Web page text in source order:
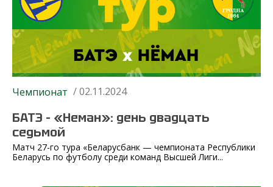
Чемпионат / 02.11.2024
БАТЭ – «Неман»: день двадцать
седьмой
Матч 27-го тура «Беларусбанк — чемпионата Республики
Беларусь по футболу среди команд Высшей Лиги...